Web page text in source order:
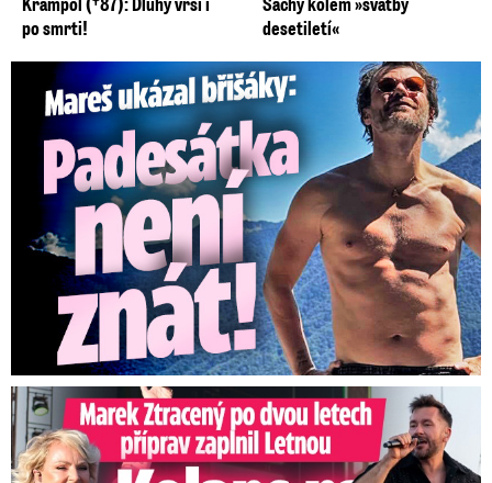
po smrti!
desetiletí«
Mareš v dokonalé formě ukázal břišáky: Padesátka není znát
Marek Ztracený na Letné: Pártlová stopla koncert